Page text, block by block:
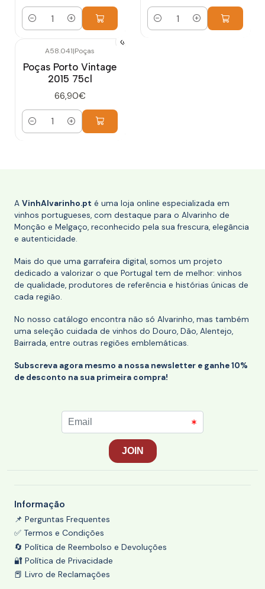
Quantidade Quantidade
A58.041|Poças
Poças Porto Vintage
2015 75cl
66,90€
Quantidade
A VinhAlvarinho.pt é uma loja online especializada em
vinhos portugueses, com destaque para o Alvarinho de
Monção e Melgaço, reconhecido pela sua frescura, elegância
e autenticidade.
Mais do que uma garrafeira digital, somos um projeto
dedicado a valorizar o que Portugal tem de melhor: vinhos
de qualidade, produtores de referência e histórias únicas de
cada região.
No nosso catálogo encontra não só Alvarinho, mas também
uma seleção cuidada de vinhos do Douro, Dão, Alentejo,
Bairrada, entre outras regiões emblemáticas.
Subscreva agora mesmo a nossa newsletter e ganhe 10%
de desconto na sua primeira compra!
Informação
📌 Perguntas Frequentes
✅ Termos e Condições
🔄 Política de Reembolso e Devoluções
🔐 Política de Privacidade
📕 Livro de Reclamações